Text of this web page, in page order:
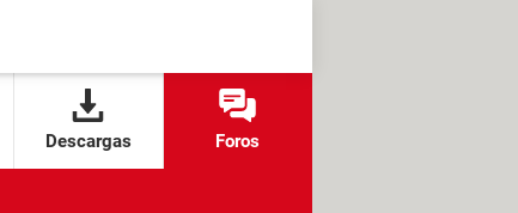
Descargas Foros